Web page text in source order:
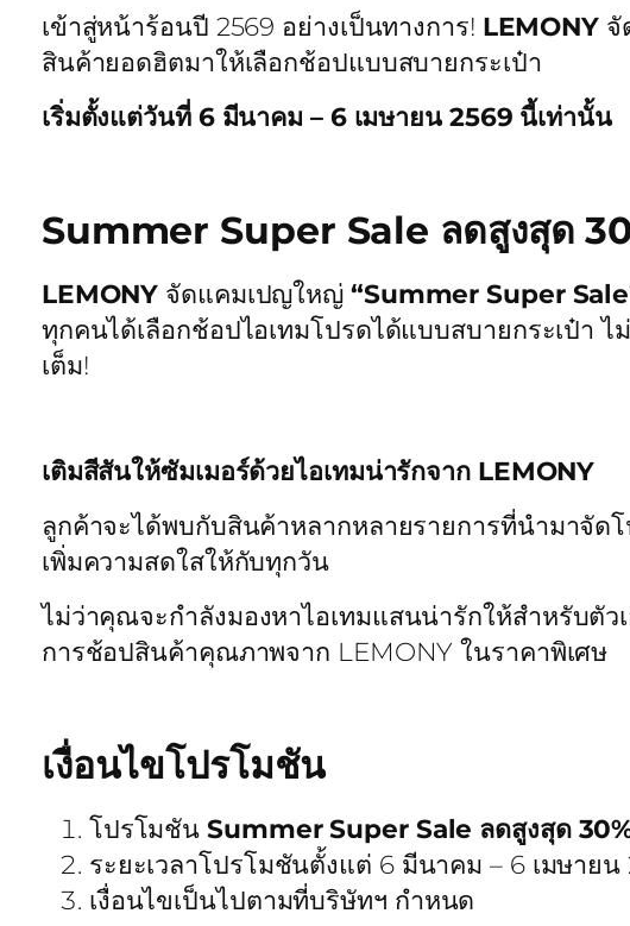
เข้าสู่หน้าร้อนปี 2569 อย่างเป็นทางการ! LEMONY จั
สินค้ายอดฮิตมาให้เลือกช้อปแบบสบายกระเป๋า
เริ่มตั้งแต่วันที่ 6 มีนาคม – 6 เมษายน 2569 นี้เท่านั้น
Summer Super Sale ลดสูงสุด
LEMONY จัดแคมเปญใหญ่ “Summer Super
ทุกคนได้เลือกช้อปไอเทมโปรดได้แบบสบายกระเป๋า
เต็ม!
เติมสีสันให้ซัมเมอร์ด้วยไอเทมน่ารักจาก LEMONY
ลูกค้าจะได้พบกับสินค้าหลากหลายรายการที่นำมาจัด
เพิ่มความสดใสให้กับทุกวัน
ไม่ว่าคุณจะกำลังมองหาไอเทมแสนน่ารักให้สำหรับตั
การช้อปสินค้าคุณภาพจาก LEMONY ในราคาพิเศษ
เงื่อนไขโปรโมชัน
โปรโมชันSummer Super Sale ลดสูงสุด
ระยะเวลาโปรโมชันตั้งแต่ 6 มีนาคม – 6 เมษายน
เงื่อนไขเป็นไปตามที่บริษัทฯ กำหนด